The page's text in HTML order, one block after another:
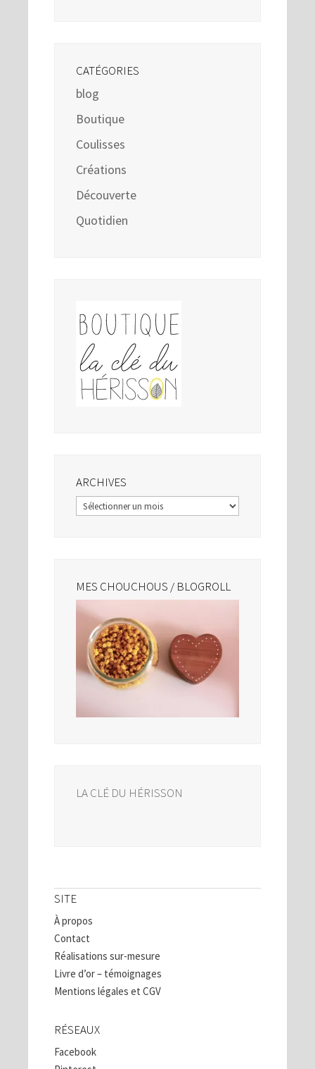
CATÉGORIES
blog
Boutique
Coulisses
Créations
Découverte
Quotidien
ARCHIVES
Archives
MES CHOUCHOUS / BLOGROLL
LA CLÉ DU HÉRISSON
SITE
À propos
Contact
Réalisations sur-mesure
Livre d’or – témoignages
Mentions légales et CGV
RÉSEAUX
Facebook